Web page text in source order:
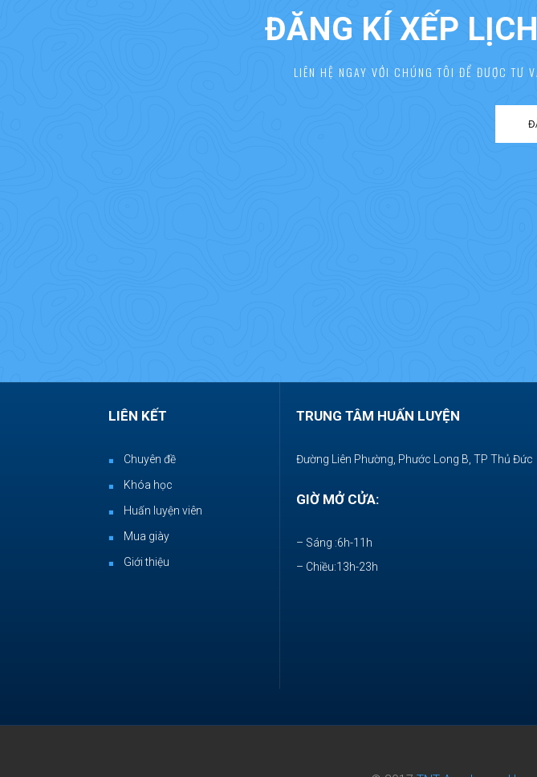
ĐĂNG KÍ XẾP
LIÊN HỆ NGAY VỚI CHÚNG TÔI ĐỂ ĐƯỢC TƯ
LIÊN KẾT
Chuyên đề
Khóa học
Huấn luyện viên
Mua giày
Giới thiệu
TRUNG TÂM HUẤN LUYỆN
Đường Liên Phường, Phước Long B, TP Thủ Đức
GIỜ MỞ CỬA:
– Sáng :6h-11h
– Chiều:13h-23h